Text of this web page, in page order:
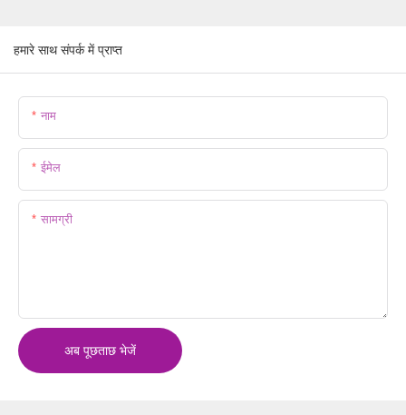
हमारे साथ संपर्क में प्राप्त
नाम
ईमेल
सामग्री
अब पूछताछ भेजें